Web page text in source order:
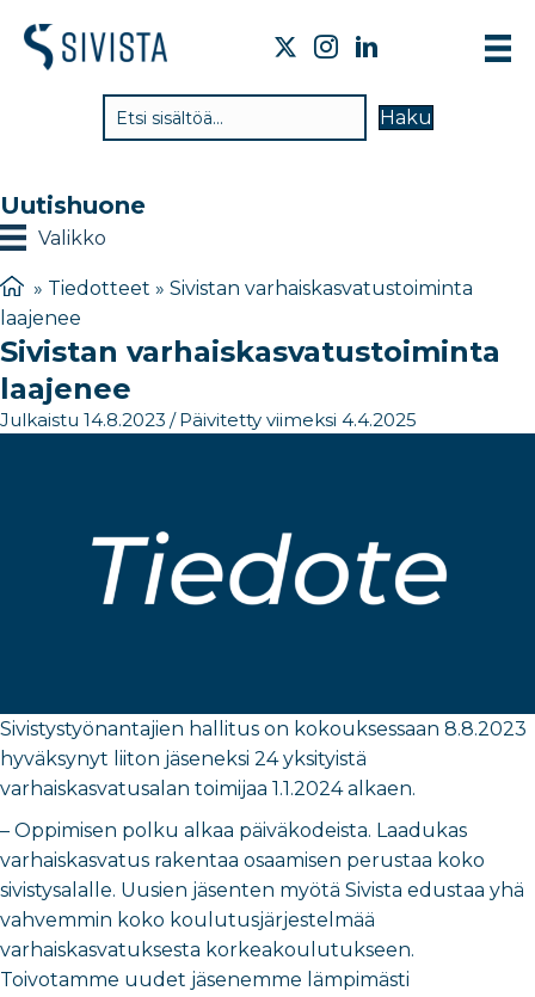
Haku
Uutishuone
Valikko
» Tiedotteet » Sivistan varhaiskasvatustoiminta
laajenee
Sivistan varhaiskasvatustoiminta
laajenee
Julkaistu 14.8.2023 / Päivitetty viimeksi 4.4.2025
Sivistystyönantajien hallitus on kokouksessaan 8.8.2023
hyväksynyt liiton jäseneksi 24 yksityistä
varhaiskasvatusalan toimijaa 1.1.2024 alkaen.
– Oppimisen polku alkaa päiväkodeista. Laadukas
varhaiskasvatus rakentaa osaamisen perustaa koko
sivistysalalle. Uusien jäsenten myötä Sivista edustaa yhä
vahvemmin koko koulutusjärjestelmää
varhaiskasvatuksesta korkeakoulutukseen.
Toivotamme uudet jäsenemme lämpimästi